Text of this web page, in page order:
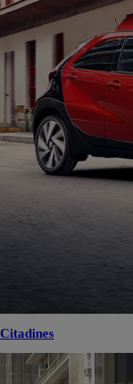
Citadines